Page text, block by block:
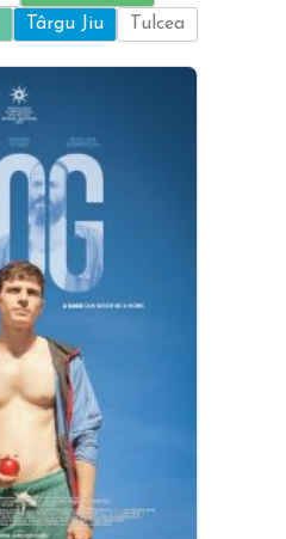
Târgu Jiu Tulcea